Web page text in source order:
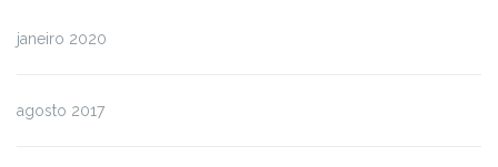
janeiro 2020
agosto 2017